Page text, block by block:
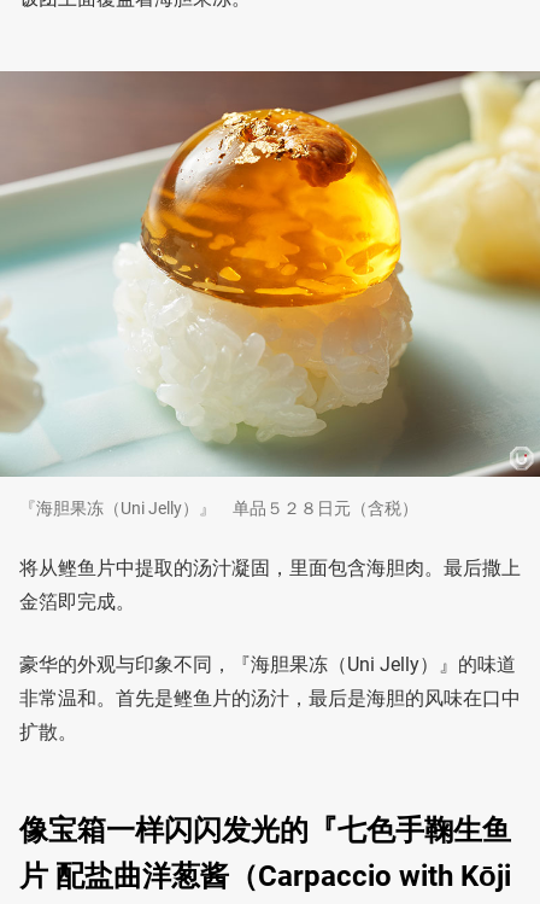
『海胆果冻（Uni Jelly）』 单品５２８日元（含税）
将从鲣鱼片中提取的汤汁凝固，里面包含海胆肉。最后撒上
金箔即完成。
豪华的外观与印象不同，『海胆果冻（Uni Jelly）』的味道
非常温和。首先是鲣鱼片的汤汁，最后是海胆的风味在口中
扩散。
像宝箱一样闪闪发光的『七色手鞠生鱼
片 配盐曲洋葱酱（Carpaccio with Kōji